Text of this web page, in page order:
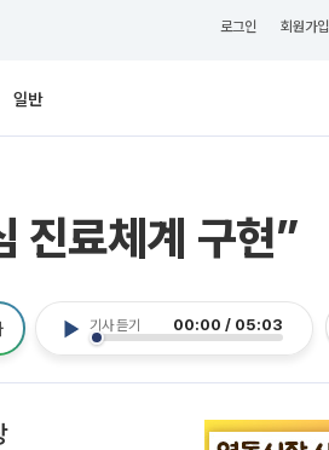
로그인 회원가입
일반
진료체계 구현”
기사 듣기 00:00 / 05:03